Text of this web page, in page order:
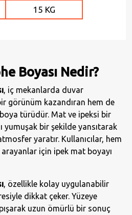
15 KG
Boyası Nedir?
, iç mekanlarda duvar
görünüm kazandıran hem de
boya türüdür. Mat ve ipeksi bir
yumuşak bir şekilde yansıtarak
yaratır. Kullanıcılar, hem
arayanlar için ipek mat boyayı
, özellikle kolay uygulanabilir
dikkat çeker. Yüzeye
uzun ömürlü bir sonuç